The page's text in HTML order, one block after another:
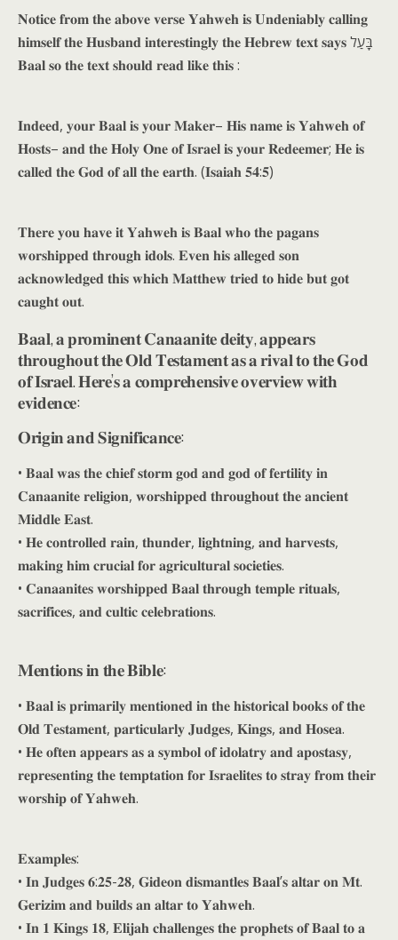
𝐍𝐨𝐭𝐢𝐜𝐞 𝐟𝐫𝐨𝐦 𝐭𝐡𝐞 𝐚𝐛𝐨𝐯𝐞 𝐯𝐞𝐫𝐬𝐞 𝐘𝐚𝐡𝐰𝐞𝐡 𝐢𝐬 𝐔𝐧𝐝𝐞𝐧𝐢𝐚𝐛𝐥𝐲 𝐜𝐚𝐥𝐥𝐢𝐧𝐠
𝐡𝐢𝐦𝐬𝐞𝐥𝐟 𝐭𝐡𝐞 𝐇𝐮𝐬𝐛𝐚𝐧𝐝 𝐢𝐧𝐭𝐞𝐫𝐞𝐬𝐭𝐢𝐧𝐠𝐥𝐲 𝐭𝐡𝐞 𝐇𝐞𝐛𝐫𝐞𝐰 𝐭𝐞𝐱𝐭 𝐬𝐚𝐲𝐬 בָּעַל
𝐁𝐚𝐚𝐥 𝐬𝐨 𝐭𝐡𝐞 𝐭𝐞𝐱𝐭 𝐬𝐡𝐨𝐮𝐥𝐝 𝐫𝐞𝐚𝐝 𝐥𝐢𝐤𝐞 𝐭𝐡𝐢𝐬 :
𝐈𝐧𝐝𝐞𝐞𝐝, 𝐲𝐨𝐮𝐫 𝐁𝐚𝐚𝐥 𝐢𝐬 𝐲𝐨𝐮𝐫 𝐌𝐚𝐤𝐞𝐫– 𝐇𝐢𝐬 𝐧𝐚𝐦𝐞 𝐢𝐬 𝐘𝐚𝐡𝐰𝐞𝐡 𝐨𝐟
𝐇𝐨𝐬𝐭𝐬– 𝐚𝐧𝐝 𝐭𝐡𝐞 𝐇𝐨𝐥𝐲 𝐎𝐧𝐞 𝐨𝐟 𝐈𝐬𝐫𝐚𝐞𝐥 𝐢𝐬 𝐲𝐨𝐮𝐫 𝐑𝐞𝐝𝐞𝐞𝐦𝐞𝐫; 𝐇𝐞 𝐢𝐬
𝐜𝐚𝐥𝐥𝐞𝐝 𝐭𝐡𝐞 𝐆𝐨𝐝 𝐨𝐟 𝐚𝐥𝐥 𝐭𝐡𝐞 𝐞𝐚𝐫𝐭𝐡. (𝐈𝐬𝐚𝐢𝐚𝐡 𝟓𝟒:𝟓)
𝐓𝐡𝐞𝐫𝐞 𝐲𝐨𝐮 𝐡𝐚𝐯𝐞 𝐢𝐭 𝐘𝐚𝐡𝐰𝐞𝐡 𝐢𝐬 𝐁𝐚𝐚𝐥 𝐰𝐡𝐨 𝐭𝐡𝐞 𝐩𝐚𝐠𝐚𝐧𝐬
𝐰𝐨𝐫𝐬𝐡𝐢𝐩𝐩𝐞𝐝 𝐭𝐡𝐫𝐨𝐮𝐠𝐡 𝐢𝐝𝐨𝐥𝐬. 𝐄𝐯𝐞𝐧 𝐡𝐢𝐬 𝐚𝐥𝐥𝐞𝐠𝐞𝐝 𝐬𝐨𝐧
𝐚𝐜𝐤𝐧𝐨𝐰𝐥𝐞𝐝𝐠𝐞𝐝 𝐭𝐡𝐢𝐬 𝐰𝐡𝐢𝐜𝐡 𝐌𝐚𝐭𝐭𝐡𝐞𝐰 𝐭𝐫𝐢𝐞𝐝 𝐭𝐨 𝐡𝐢𝐝𝐞 𝐛𝐮𝐭 𝐠𝐨𝐭
𝐜𝐚𝐮𝐠𝐡𝐭 𝐨𝐮𝐭.
𝐁𝐚𝐚𝐥, 𝐚 𝐩𝐫𝐨𝐦𝐢𝐧𝐞𝐧𝐭 𝐂𝐚𝐧𝐚𝐚𝐧𝐢𝐭𝐞 𝐝𝐞𝐢𝐭𝐲, 𝐚𝐩𝐩𝐞𝐚𝐫𝐬
𝐭𝐡𝐫𝐨𝐮𝐠𝐡𝐨𝐮𝐭 𝐭𝐡𝐞 𝐎𝐥𝐝 𝐓𝐞𝐬𝐭𝐚𝐦𝐞𝐧𝐭 𝐚𝐬 𝐚 𝐫𝐢𝐯𝐚𝐥 𝐭𝐨 𝐭𝐡𝐞 𝐆𝐨𝐝
𝐨𝐟 𝐈𝐬𝐫𝐚𝐞𝐥. 𝐇𝐞𝐫𝐞’𝐬 𝐚 𝐜𝐨𝐦𝐩𝐫𝐞𝐡𝐞𝐧𝐬𝐢𝐯𝐞 𝐨𝐯𝐞𝐫𝐯𝐢𝐞𝐰 𝐰𝐢𝐭𝐡
𝐞𝐯𝐢𝐝𝐞𝐧𝐜𝐞:
𝐎𝐫𝐢𝐠𝐢𝐧 𝐚𝐧𝐝 𝐒𝐢𝐠𝐧𝐢𝐟𝐢𝐜𝐚𝐧𝐜𝐞:
• 𝐁𝐚𝐚𝐥 𝐰𝐚𝐬 𝐭𝐡𝐞 𝐜𝐡𝐢𝐞𝐟 𝐬𝐭𝐨𝐫𝐦 𝐠𝐨𝐝 𝐚𝐧𝐝 𝐠𝐨𝐝 𝐨𝐟 𝐟𝐞𝐫𝐭𝐢𝐥𝐢𝐭𝐲 𝐢𝐧
𝐂𝐚𝐧𝐚𝐚𝐧𝐢𝐭𝐞 𝐫𝐞𝐥𝐢𝐠𝐢𝐨𝐧, 𝐰𝐨𝐫𝐬𝐡𝐢𝐩𝐩𝐞𝐝 𝐭𝐡𝐫𝐨𝐮𝐠𝐡𝐨𝐮𝐭 𝐭𝐡𝐞 𝐚𝐧𝐜𝐢𝐞𝐧𝐭
𝐌𝐢𝐝𝐝𝐥𝐞 𝐄𝐚𝐬𝐭.
• 𝐇𝐞 𝐜𝐨𝐧𝐭𝐫𝐨𝐥𝐥𝐞𝐝 𝐫𝐚𝐢𝐧, 𝐭𝐡𝐮𝐧𝐝𝐞𝐫, 𝐥𝐢𝐠𝐡𝐭𝐧𝐢𝐧𝐠, 𝐚𝐧𝐝 𝐡𝐚𝐫𝐯𝐞𝐬𝐭𝐬,
𝐦𝐚𝐤𝐢𝐧𝐠 𝐡𝐢𝐦 𝐜𝐫𝐮𝐜𝐢𝐚𝐥 𝐟𝐨𝐫 𝐚𝐠𝐫𝐢𝐜𝐮𝐥𝐭𝐮𝐫𝐚𝐥 𝐬𝐨𝐜𝐢𝐞𝐭𝐢𝐞𝐬.
• 𝐂𝐚𝐧𝐚𝐚𝐧𝐢𝐭𝐞𝐬 𝐰𝐨𝐫𝐬𝐡𝐢𝐩𝐩𝐞𝐝 𝐁𝐚𝐚𝐥 𝐭𝐡𝐫𝐨𝐮𝐠𝐡 𝐭𝐞𝐦𝐩𝐥𝐞 𝐫𝐢𝐭𝐮𝐚𝐥𝐬,
𝐬𝐚𝐜𝐫𝐢𝐟𝐢𝐜𝐞𝐬, 𝐚𝐧𝐝 𝐜𝐮𝐥𝐭𝐢𝐜 𝐜𝐞𝐥𝐞𝐛𝐫𝐚𝐭𝐢𝐨𝐧𝐬.
𝐌𝐞𝐧𝐭𝐢𝐨𝐧𝐬 𝐢𝐧 𝐭𝐡𝐞 𝐁𝐢𝐛𝐥𝐞:
• 𝐁𝐚𝐚𝐥 𝐢𝐬 𝐩𝐫𝐢𝐦𝐚𝐫𝐢𝐥𝐲 𝐦𝐞𝐧𝐭𝐢𝐨𝐧𝐞𝐝 𝐢𝐧 𝐭𝐡𝐞 𝐡𝐢𝐬𝐭𝐨𝐫𝐢𝐜𝐚𝐥 𝐛𝐨𝐨𝐤𝐬 𝐨𝐟 𝐭𝐡𝐞
𝐎𝐥𝐝 𝐓𝐞𝐬𝐭𝐚𝐦𝐞𝐧𝐭, 𝐩𝐚𝐫𝐭𝐢𝐜𝐮𝐥𝐚𝐫𝐥𝐲 𝐉𝐮𝐝𝐠𝐞𝐬, 𝐊𝐢𝐧𝐠𝐬, 𝐚𝐧𝐝 𝐇𝐨𝐬𝐞𝐚.
• 𝐇𝐞 𝐨𝐟𝐭𝐞𝐧 𝐚𝐩𝐩𝐞𝐚𝐫𝐬 𝐚𝐬 𝐚 𝐬𝐲𝐦𝐛𝐨𝐥 𝐨𝐟 𝐢𝐝𝐨𝐥𝐚𝐭𝐫𝐲 𝐚𝐧𝐝 𝐚𝐩𝐨𝐬𝐭𝐚𝐬𝐲,
𝐫𝐞𝐩𝐫𝐞𝐬𝐞𝐧𝐭𝐢𝐧𝐠 𝐭𝐡𝐞 𝐭𝐞𝐦𝐩𝐭𝐚𝐭𝐢𝐨𝐧 𝐟𝐨𝐫 𝐈𝐬𝐫𝐚𝐞𝐥𝐢𝐭𝐞𝐬 𝐭𝐨 𝐬𝐭𝐫𝐚𝐲 𝐟𝐫𝐨𝐦 𝐭𝐡𝐞𝐢𝐫
𝐰𝐨𝐫𝐬𝐡𝐢𝐩 𝐨𝐟 𝐘𝐚𝐡𝐰𝐞𝐡.
𝐄𝐱𝐚𝐦𝐩𝐥𝐞𝐬:
• 𝐈𝐧 𝐉𝐮𝐝𝐠𝐞𝐬 𝟔:𝟐𝟓-𝟐𝟖, 𝐆𝐢𝐝𝐞𝐨𝐧 𝐝𝐢𝐬𝐦𝐚𝐧𝐭𝐥𝐞𝐬 𝐁𝐚𝐚𝐥’𝐬 𝐚𝐥𝐭𝐚𝐫 𝐨𝐧 𝐌𝐭.
𝐆𝐞𝐫𝐢𝐳𝐢𝐦 𝐚𝐧𝐝 𝐛𝐮𝐢𝐥𝐝𝐬 𝐚𝐧 𝐚𝐥𝐭𝐚𝐫 𝐭𝐨 𝐘𝐚𝐡𝐰𝐞𝐡.
• 𝐈𝐧 𝟏 𝐊𝐢𝐧𝐠𝐬 𝟏𝟖, 𝐄𝐥𝐢𝐣𝐚𝐡 𝐜𝐡𝐚𝐥𝐥𝐞𝐧𝐠𝐞𝐬 𝐭𝐡𝐞 𝐩𝐫𝐨𝐩𝐡𝐞𝐭𝐬 𝐨𝐟 𝐁𝐚𝐚𝐥 𝐭𝐨 𝐚